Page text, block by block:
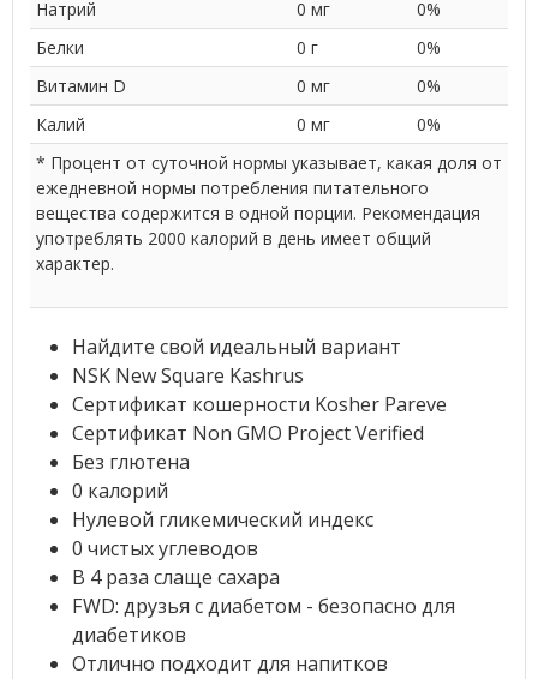
Натрий 0 мг
0%
Белки
0 г
0%
Витамин D
0 мг
0%
Калий
0 мг
0%
* Процент от суточной нормы указывает, какая доля от
ежедневной нормы потребления питательного
вещества содержится в одной порции. Рекомендация
употреблять 2000 калорий в день имеет общий
характер.
Найдите свой идеальный вариант
NSK New Square Kashrus
Сертификат кошерности Kosher Pareve
Сертификат Non GMO Project Verified
Без глютена
0 калорий
Нулевой гликемический индекс
0 чистых углеводов
В 4 раза слаще сахара
FWD: друзья с диабетом - безопасно для
диабетиков
Отлично подходит для напитков